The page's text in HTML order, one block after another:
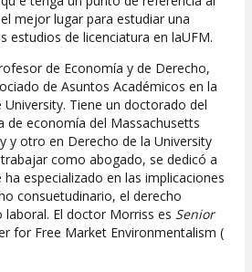
mejor lugar para estudiar una
estudios de licenciatura en laUFM.
de Economía y de Derecho,
de Asuntos Académicos en la
University. Tiene un doctorado del
de economía del Massachusetts
y otro en Derecho de la University
como abogado, se dedicó a
especializado en las implicaciones
consuetudinario, el derecho
El doctor Morriss es Senior
for Free Market Environmentalism (